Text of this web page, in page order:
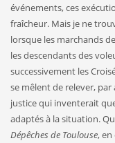
événements, ces
fraîcheur. Mais je ne
lorsque les marchands
les descendants des
successivement les
se mêlent de relever, par
justice qui inventerait
adaptés à la situation.
Dépêches de Toulouse,